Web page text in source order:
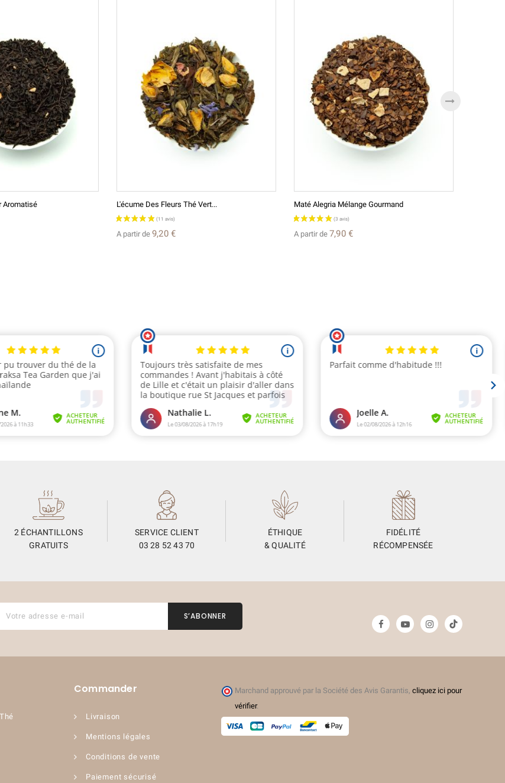
Aromatisé L'écume Des Fleurs Thé Vert...
A partir de 9,20 €
Maté Alegria Mélange Gourmand
A partir de 7,90 €
2 ÉCHANTILLONS
GRATUITS
SERVICE CLIENT
03 28 52 43 70
ÉTHIQUE
& QUALITÉ
FIDÉLITÉ
RÉCOMPENSÉE
Commander
Livraison
Mentions légales
Conditions de vente
Paiement sécurisé
Marchand approuvé par la Société des Avis Garantis, cliquez ici pour
vérifier.